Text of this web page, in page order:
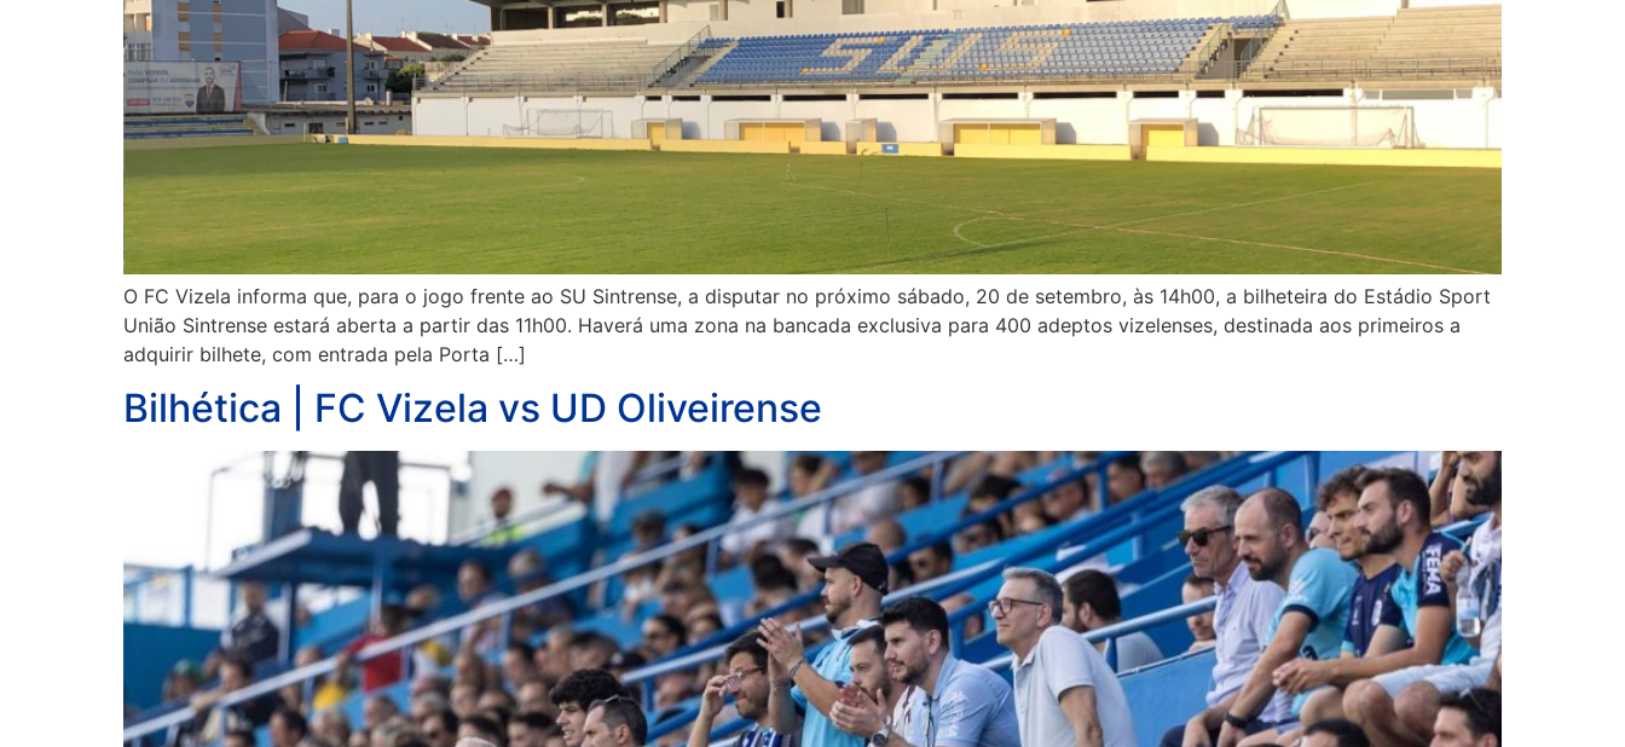
O FC Vizela informa que, para o jogo frente ao SU Sintrense, a disputar no próximo sábado, 20 de setembro, às 14h00, a bilheteira do Estádio Sport
União Sintrense estará aberta a partir das 11h00. Haverá uma zona na bancada exclusiva para 400 adeptos vizelenses, destinada aos primeiros a
adquirir bilhete, com entrada pela Porta […]
Bilhética | FC Vizela vs UD Oliveirense